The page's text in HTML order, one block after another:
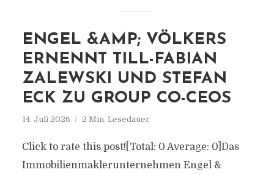
ENGEL &AMP; VÖLKERS
ERNENNT TILL-FABIAN
ZALEWSKI UND STEFAN
ECK ZU GROUP CO-CEOS
14. Juli 2026 2 Min. Lesedauer
Click to rate this post![Total: 0 Average: 0]Das
Immobilienmaklerunternehmen Engel &